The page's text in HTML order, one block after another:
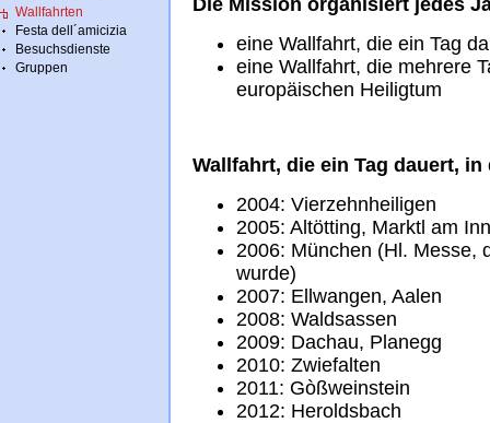
Wallfahrten
Festa dell´amicizia
Besuchsdienste
Gruppen
Die Mission organisiert jedes
eine Wallfahrt, die ein Tag
eine Wallfahrt, die mehrere
europäischen Heiligtum
Wallfahrt, die ein Tag dauert,
2004: Vierzehnheiligen
2005: Altötting, Marktl am Inn
2006: München (Hl. Messe,
wurde)
2007: Ellwangen, Aalen
2008: Waldsassen
2009: Dachau, Planegg
2010: Zwiefalten
2011: Gòßweinstein
2012: Heroldsbach